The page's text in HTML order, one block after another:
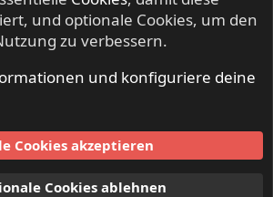
und optionale Cookies, um den
zu verbessern.
und konfiguriere deine
Cookies akzeptieren
Cookies ablehnen